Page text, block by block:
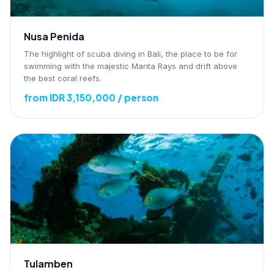
Nusa Penida
The highlight of scuba diving in Bali, the place to be for
swimming with the majestic Manta Rays and drift above
the best coral reefs.
from IDR 3,150,000 / person
Tulamben